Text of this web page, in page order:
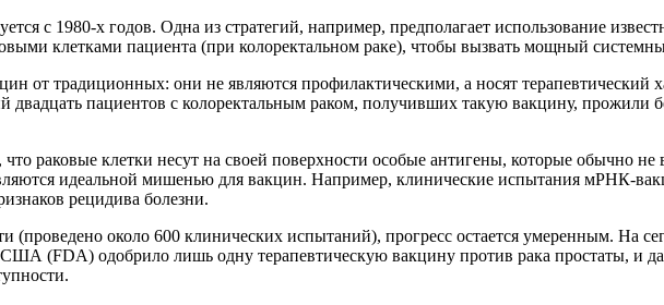
с 1980-х годов. Одна из стратегий, например, предполагает использование
клетками пациента (при колоректальном раке), чтобы вызвать мощный
от традиционных: они не являются профилактическими, а носят терапевтический
двадцать пациентов с колоректальным раком, получивших такую вакцину, прожили
раковые клетки несут на своей поверхности особые антигены, которые обычно не
идеальной мишенью для вакцин. Например, клинические испытания мРНК-
рецидива болезни.
(проведено около 600 клинических испытаний), прогресс остается умеренным. На
(FDA) одобрило лишь одну терапевтическую вакцину против рака простаты, и